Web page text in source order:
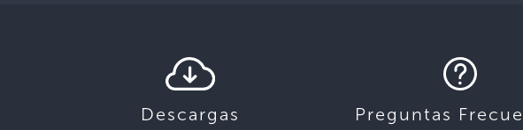
Descargas Preguntas